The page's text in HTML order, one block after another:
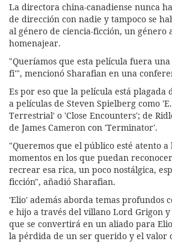
La directora china-canadiense nunca
de dirección con nadie y tampoco se
al género de ciencia-ficción, un género
homenajear.
"Queríamos que esta película fuera
fi'", mencionó Sharafian en una
Es por eso que la película está plagada
a películas de Steven Spielberg como
Terrestrial' o 'Close Encounters'; de
de James Cameron con 'Terminator'.
"Queremos que el público esté atento a
momentos en los que puedan
recrear esa rica, un poco nostálgica,
ficción", añadió Sharafian.
'Elio' además aborda temas profundos
e hijo a través del villano Lord Grigon
que se convertirá en un aliado para
la pérdida de un ser querido y el valor